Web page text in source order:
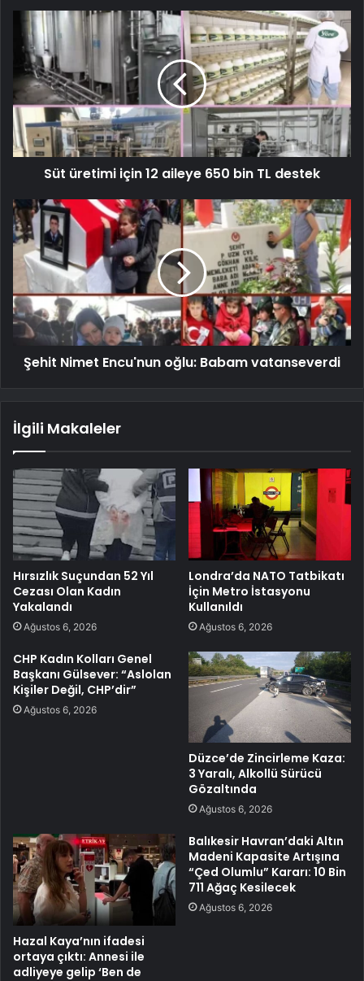
Süt üretimi için 12 aileye 650 bin TL destek
Şehit Nimet Encu'nun oğlu: Babam vatanseverdi
İlgili Makaleler
Hırsızlık Suçundan 52 Yıl
Cezası Olan Kadın
Yakalandı
Ağustos 6, 2026
Londra’da NATO Tatbikatı
İçin Metro İstasyonu
Kullanıldı
Ağustos 6, 2026
CHP Kadın Kolları Genel
Başkanı Gülsever: “Aslolan
Kişiler Değil, CHP’dir”
Ağustos 6, 2026
Düzce’de Zincirleme Kaza:
3 Yaralı, Alkollü Sürücü
Gözaltında
Ağustos 6, 2026
Hazal Kaya’nın ifadesi
ortaya çıktı: Annesi ile
adliyeye gelip ‘Ben de
Balıkesir Havran’daki Altın
Madeni Kapasite Artışına
“Çed Olumlu” Kararı: 10 Bin
711 Ağaç Kesilecek
Ağustos 6, 2026